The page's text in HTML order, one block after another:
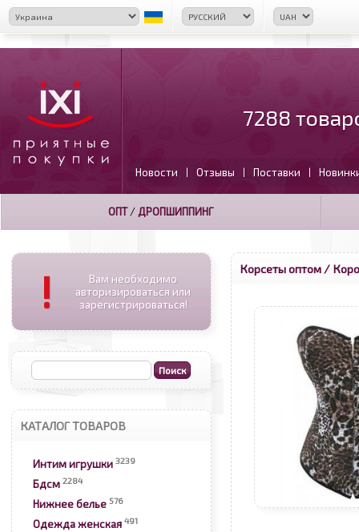
7288
Новости | Отзывы | Поставки |
ОПТ/ ДРОПШИППИНГ
!
Вам необходимо
авторизироваться или
зарегистрироваться!
КАТАЛОГ ТОВАРОВ
Интим игрушки 3239
Бдсм 2284
Нижнее белье 576
Одежда женская 491
Корсеты оптом/